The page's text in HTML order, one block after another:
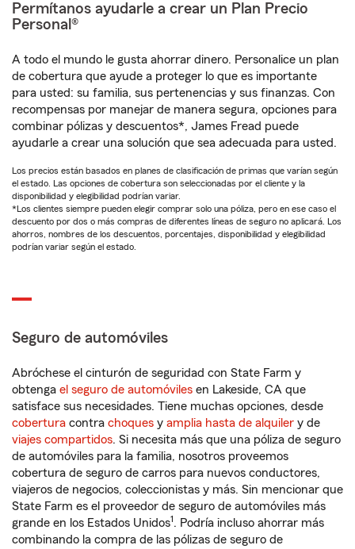
Permítanos ayudarle a crear un Plan Precio
Personal®
A todo el mundo le gusta ahorrar dinero. Personalice un plan
de cobertura que ayude a proteger lo que es importante
para usted: su familia, sus pertenencias y sus finanzas. Con
recompensas por manejar de manera segura, opciones para
combinar pólizas y descuentos*, James Fread puede
ayudarle a crear una solución que sea adecuada para usted.
Los precios están basados en planes de clasificación de primas que varían según
el estado. Las opciones de cobertura son seleccionadas por el cliente y la
disponibilidad y elegibilidad podrían variar.
*Los clientes siempre pueden elegir comprar solo una póliza, pero en ese caso el
descuento por dos o más compras de diferentes líneas de seguro no aplicará. Los
ahorros, nombres de los descuentos, porcentajes, disponibilidad y elegibilidad
podrían variar según el estado.
Seguro de automóviles
Abróchese el cinturón de seguridad con State Farm y
obtenga el seguro de automóviles en Lakeside, CA que
satisface sus necesidades. Tiene muchas opciones, desde
cobertura contra choques y amplia hasta de alquiler y de
viajes compartidos. Si necesita más que una póliza de seguro
de automóviles para la familia, nosotros proveemos
cobertura de seguro de carros para nuevos conductores,
viajeros de negocios, coleccionistas y más. Sin mencionar que
State Farm es el proveedor de seguro de automóviles más
grande en los Estados Unidos1. Podría incluso ahorrar más
combinando la compra de las pólizas de seguro de